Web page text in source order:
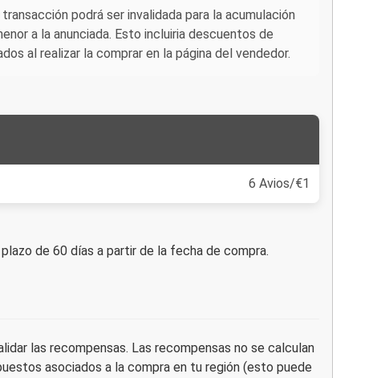
podrá ser invalidada para la acumulación
a la anunciada. Esto incluiria descuentos de
al realizar la comprar en la página del vendedor.
6 Avios/€1
de 60 días a partir de la fecha de compra.
las recompensas. Las recompensas no se calculan
asociados a la compra en tu región (esto puede